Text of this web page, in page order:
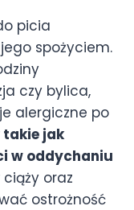
picia
spożyciem.
czy bylica,
alergiczne po
jak
w oddychaniu
oraz
ostrożność